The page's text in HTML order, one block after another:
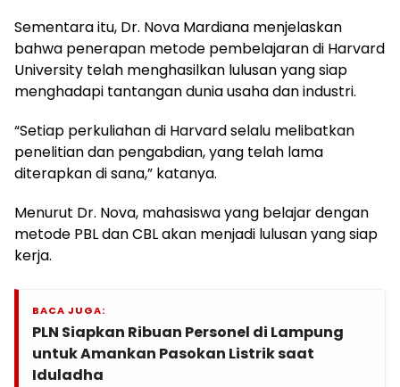
Sementara itu, Dr. Nova Mardiana menjelaskan
bahwa penerapan metode pembelajaran di Harvard
University telah menghasilkan lulusan yang siap
menghadapi tantangan dunia usaha dan industri.
“Setiap perkuliahan di Harvard selalu melibatkan
penelitian dan pengabdian, yang telah lama
diterapkan di sana,” katanya.
Menurut Dr. Nova, mahasiswa yang belajar dengan
metode PBL dan CBL akan menjadi lulusan yang siap
kerja.
BACA JUGA:
PLN Siapkan Ribuan Personel di Lampung
untuk Amankan Pasokan Listrik saat
Iduladha